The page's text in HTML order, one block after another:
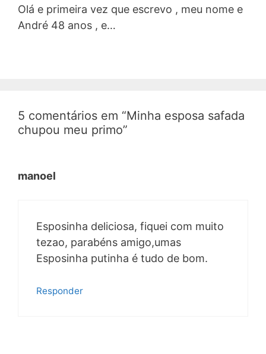
Olá e primeira vez que escrevo , meu nome e
André 48 anos , e…
5 comentários em “Minha esposa safada
chupou meu primo”
manoel
Esposinha deliciosa, fiquei com muito
tezao, parabéns amigo,umas
Esposinha putinha é tudo de bom.
Responder